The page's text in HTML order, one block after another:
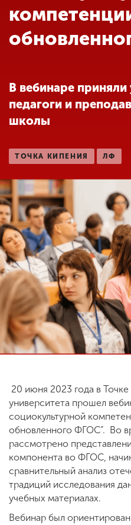
Наука
Другие виды
деятельности
Студенческая жизнь
Сведения об
образовательной
организации
ENG SPN CHI
Приемная
комиссия
+7 (831) 262-26-20
В вебинаре приняли
педагоги и
школы
ТОЧКА КИПЕНИЯ ЛФ
20 июня 2023 года в
университета прошел
социокультурной
обновленного ФГОС”. Во
рассмотрено
компонента во ФГОС,
сравнительный анализ
традиций исследования
учебных материалах.
Вебинар был